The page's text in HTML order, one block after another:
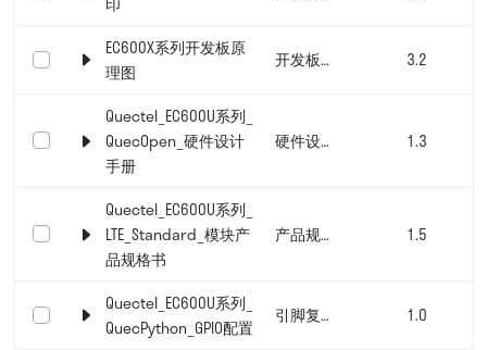
EC600X系列开发板原
理图
开发板文档 3.2
Quectel_EC600U系列_
QuecOpen_硬件设计
手册
硬件设计手册 1.3
Quectel_EC600U系列_
LTE_Standard_模块产
品规格书
产品规格书 1.5
Quectel_EC600U系列_
QuecPython_GPIO配置
引脚复用表 1.0